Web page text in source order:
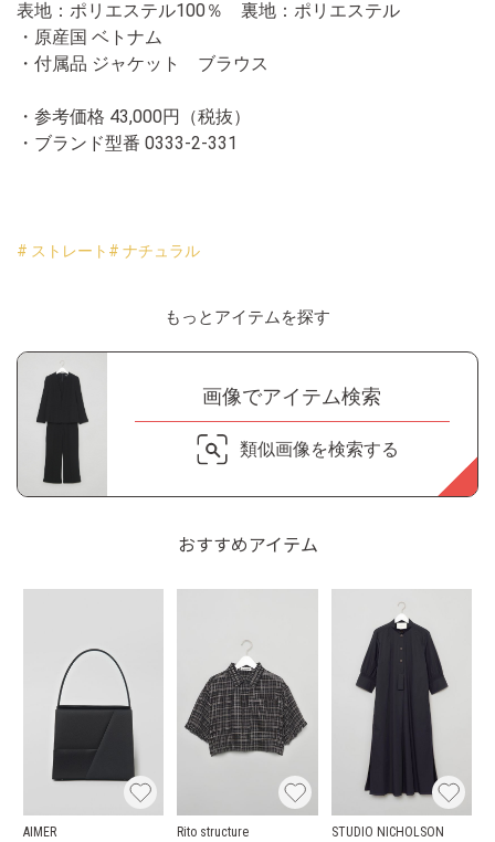
表地：ポリエステル100％ 裏地：ポリエステル
・原産国 ベトナム
・付属品 ジャケット ブラウス
・参考価格 43,000円（税抜）
・ブランド型番 0333-2-331
# ストレート # ナチュラル
もっとアイテムを探す
画像でアイテム検索
類似画像を検索する
おすすめアイテム
AIMER Rito structure STUDIO NICHOLSON